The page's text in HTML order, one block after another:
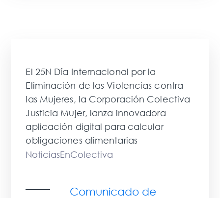
El 25N Día Internacional por la
Eliminación de las Violencias contra
las Mujeres, la Corporación Colectiva
Justicia Mujer, lanza innovadora
aplicación digital para calcular
obligaciones alimentarias
NoticiasEnColectiva
Comunicado de